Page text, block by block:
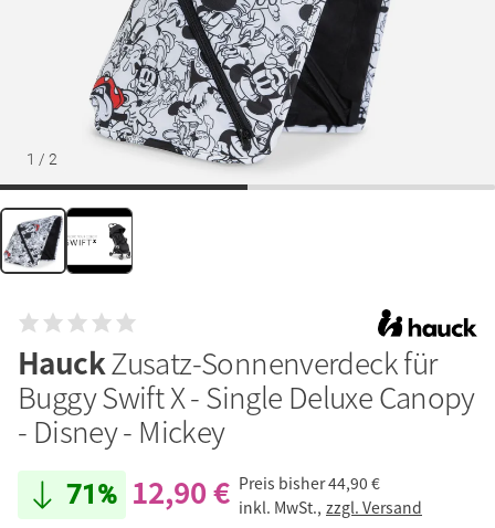
1 / 2
HauckZusatz-Sonnenverdeck für
Buggy Swift X - Single Deluxe Canopy
- Disney - Mickey
71% 12,90 € Preis bisher44,90 €
inkl. MwSt., zzgl. Versand